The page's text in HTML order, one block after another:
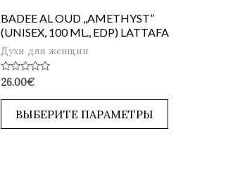
BADEE AL OUD ,,AMETHYST”
(UNISEX, 100 ML., EDP) LATTAFA
Духи для женщин
Оценка
из
26.00€
ВЫБЕРИТЕ ПАРАМЕТРЫ